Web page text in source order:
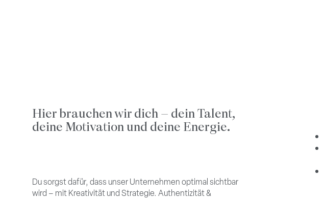
Hier brauchen wir dich – dein Talent,
deine Motivation und deine Energie.
Du sorgst dafür, dass unser Unternehmen optimal sichtbar
wird – mit Kreativität und Strategie. Authentizität &